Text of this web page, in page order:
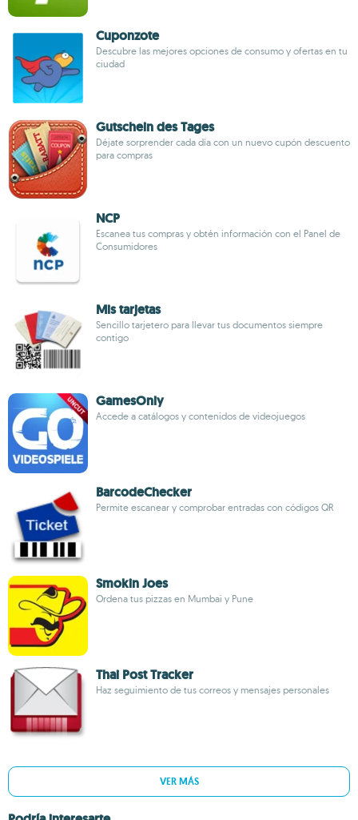
Cuponzote
Descubre las mejores opciones de consumo y ofertas en tu
ciudad
Gutschein des Tages
Déjate sorprender cada día con un nuevo cupón descuento
para compras
NCP
Escanea tus compras y obtén información con el Panel de
Consumidores
Mis tarjetas
Sencillo tarjetero para llevar tus documentos siempre
contigo
GamesOnly
Accede a catálogos y contenidos de videojuegos
BarcodeChecker
Permite escanear y comprobar entradas con códigos QR
Smokin Joes
Ordena tus pizzas en Mumbai y Pune
Thai Post Tracker
Haz seguimiento de tus correos y mensajes personales
VER MÁS